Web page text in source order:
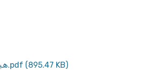
هبه عماد محمد صباح.pdf (895.47 KB)